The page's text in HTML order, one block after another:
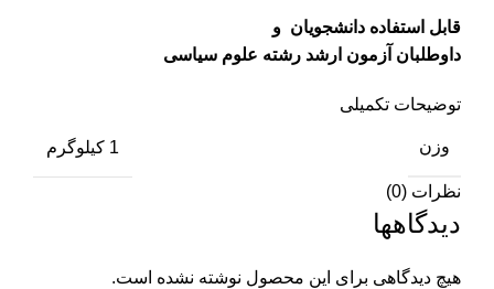
قابل استفاده دانشجویان و
داوطلبان آزمون ارشد رشته علوم سیاسی
توضیحات تکمیلی
وزن 1 کیلوگرم
نظرات (0)
دیدگاهها
هیچ دیدگاهی برای این محصول نوشته نشده است.